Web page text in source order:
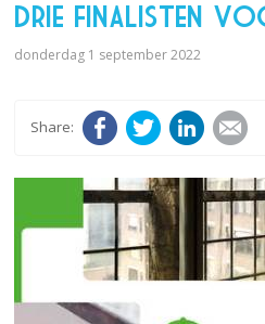
Drie finalisten
donderdag 1 september 2022
FacebookTwitterLinkedInE-